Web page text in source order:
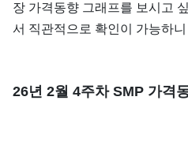
장 가격동향 그래프를 보시고
서 직관적으로 확인이 가능하
26년 2월 4주차 SMP 가격